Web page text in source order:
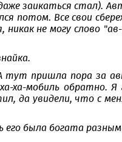
заикаться стал).
потом. Все свои
никак не могу слово
пришла пора за
мобиль обратно. Я
да увидели, что с
его была богата